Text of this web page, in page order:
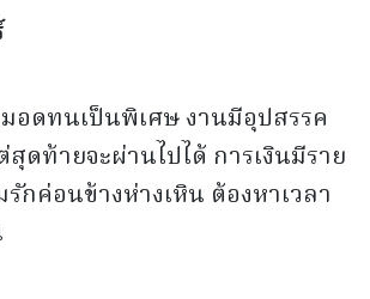
อดทนเป็นพิเศษ งานมีอุปสรรค
ดท้ายจะผ่านไปได้ การเงินมีราย
กค่อนข้างห่างเหิน ต้องหาเวลา